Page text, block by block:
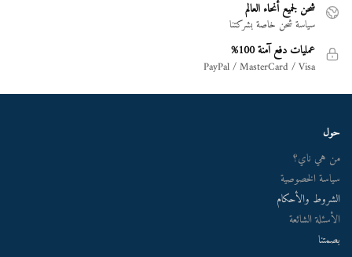
شحن لجميع أنحاء العالم
سياسة شحن خاصة بشركتنا
عمليات دفع آمنة 100%
PayPal / MasterCard / Visa
حول
من هي ناي؟
سياسة الخصوصية
الشروط والأحكام
الأسئلة الشائعة
بصمتنا